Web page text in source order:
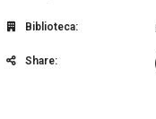
Biblioteca:
Share: